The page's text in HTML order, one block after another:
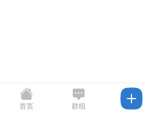
首页 群组